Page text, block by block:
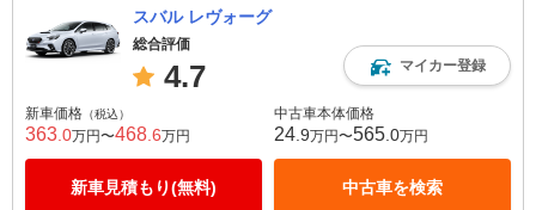
スバル レヴォーグ
総合評価
4.7 マイカー登録
新車価格 （税込）
363 .0万円〜468 .6万円
新車見積もり(無料)
中古車本体価格
24 .9万円〜565 .0万円
中古車を検索